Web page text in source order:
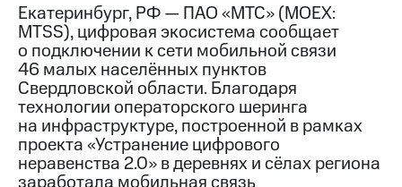
Контакты
Медиа-центр
Пресс-
релизы
МТС
о технологиях
Екатеринбург, РФ — ПАО «МТС» (MOEX:
MTSS), цифровая экосистема сообщает
о подключении к сети мобильной связи
46 малых населённых пунктов
Свердловской области. Благодаря
технологии операторского шеринга
на инфраструктуре, построенной в рамках
проекта «Устранение цифрового
неравенства 2.0» в деревнях и сёлах региона